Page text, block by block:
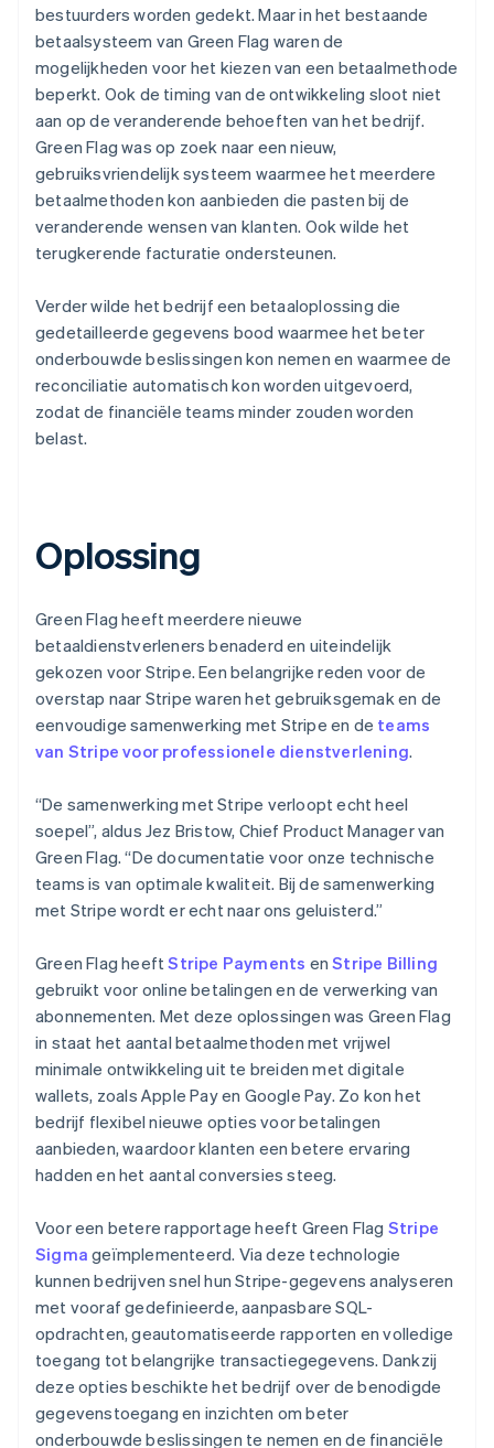
bestuurders worden gedekt. Maar in het bestaande
betaalsysteem van Green Flag waren de
mogelijkheden voor het kiezen van een betaalmethode
beperkt. Ook de timing van de ontwikkeling sloot niet
aan op de veranderende behoeften van het bedrijf.
Green Flag was op zoek naar een nieuw,
gebruiksvriendelijk systeem waarmee het meerdere
betaalmethoden kon aanbieden die pasten bij de
veranderende wensen van klanten. Ook wilde het
terugkerende facturatie ondersteunen.
Verder wilde het bedrijf een betaaloplossing die
gedetailleerde gegevens bood waarmee het beter
onderbouwde beslissingen kon nemen en waarmee de
reconciliatie automatisch kon worden uitgevoerd,
zodat de financiële teams minder zouden worden
belast.
Oplossing
Green Flag heeft meerdere nieuwe
betaaldienstverleners benaderd en uiteindelijk
gekozen voor Stripe. Een belangrijke reden voor de
overstap naar Stripe waren het gebruiksgemak en de
eenvoudige samenwerking met Stripe en de teams
van Stripe voor professionele dienstverlening.
“De samenwerking met Stripe verloopt echt heel
soepel”, aldus Jez Bristow, Chief Product Manager van
Green Flag. “De documentatie voor onze technische
teams is van optimale kwaliteit. Bij de samenwerking
met Stripe wordt er echt naar ons geluisterd.”
Green Flag heeftStripe Payments enStripe Billing
gebruikt voor online betalingen en de verwerking van
abonnementen. Met deze oplossingen was Green Flag
in staat het aantal betaalmethoden met vrijwel
minimale ontwikkeling uit te breiden met digitale
wallets, zoals Apple Pay en Google Pay. Zo kon het
bedrijf flexibel nieuwe opties voor betalingen
aanbieden, waardoor klanten een betere ervaring
hadden en het aantal conversies steeg.
Voor een betere rapportage heeft Green Flag Stripe
Sigma geïmplementeerd. Via deze technologie
kunnen bedrijven snel hun Stripe-gegevens analyseren
met vooraf gedefinieerde, aanpasbare SQL-
opdrachten, geautomatiseerde rapporten en volledige
toegang tot belangrijke transactiegegevens. Dankzij
deze opties beschikte het bedrijf over de benodigde
gegevenstoegang en inzichten om beter
onderbouwde beslissingen te nemen en de financiële